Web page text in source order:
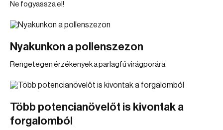
Ne fogyassza el!
Nyakunkon a pollenszezon
Rengetegen érzékenyek a parlagfű virágporára.
Több potencianövelőt is kivontak a
forgalomból